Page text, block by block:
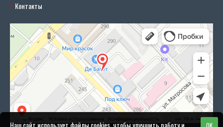
Контакты
Наш сайт использует файлы cookies, чтобы улучшить работу и